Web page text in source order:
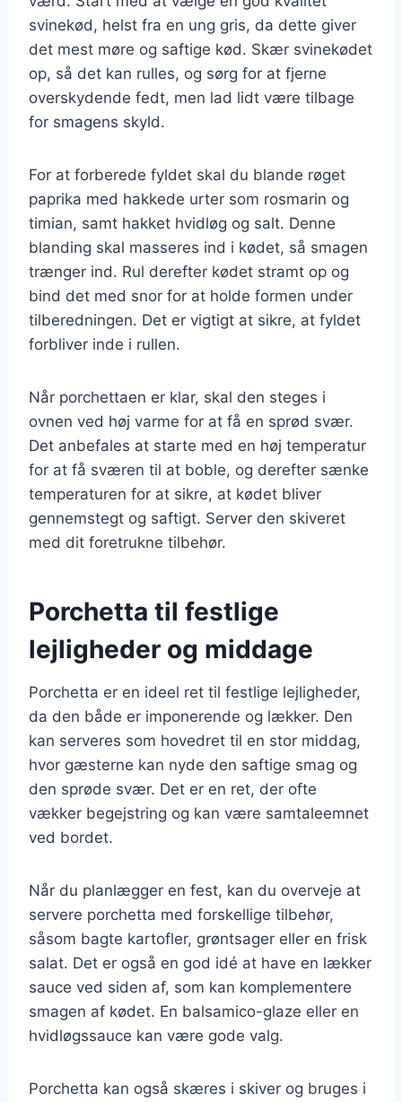
svinekød, helst fra en ung gris, da dette giver
det mest møre og saftige kød. Skær svinekødet
op, så det kan rulles, og sørg for at fjerne
overskydende fedt, men lad lidt være tilbage
for smagens skyld.
For at forberede fyldet skal du blande røget
paprika med hakkede urter som rosmarin og
timian, samt hakket hvidløg og salt. Denne
blanding skal masseres ind i kødet, så smagen
trænger ind. Rul derefter kødet stramt op og
bind det med snor for at holde formen under
tilberedningen. Det er vigtigt at sikre, at fyldet
forbliver inde i rullen.
Når porchettaen er klar, skal den steges i
ovnen ved høj varme for at få en sprød svær.
Det anbefales at starte med en høj temperatur
for at få sværen til at boble, og derefter sænke
temperaturen for at sikre, at kødet bliver
gennemstegt og saftigt. Server den skiveret
med dit foretrukne tilbehør.
Porchetta til festlige
lejligheder og middage
Porchetta er en ideel ret til festlige lejligheder,
da den både er imponerende og lækker. Den
kan serveres som hovedret til en stor middag,
hvor gæsterne kan nyde den saftige smag og
den sprøde svær. Det er en ret, der ofte
vækker begejstring og kan være samtaleemnet
ved bordet.
Når du planlægger en fest, kan du overveje at
servere porchetta med forskellige tilbehør,
såsom bagte kartofler, grøntsager eller en frisk
salat. Det er også en god idé at have en lækker
sauce ved siden af, som kan komplementere
smagen af kødet. En balsamico-glaze eller en
hvidløgssauce kan være gode valg.
Porchetta kan også skæres i skiver og bruges i